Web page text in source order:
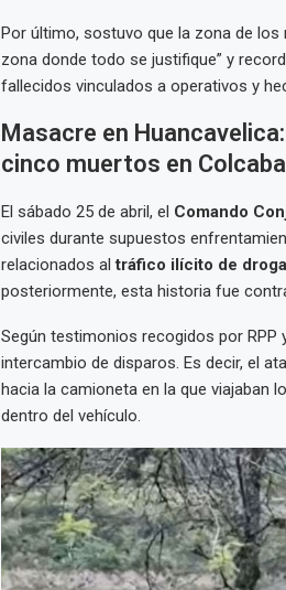
Por último, sostuvo que la zona de
zona donde todo se justifique” y
fallecidos vinculados a operativos y
Masacre en
cinco muertos en
El sábado 25 de abril, el Comando
civiles durante supuestos
relacionados altráfico ilícito de
posteriormente, esta historia fue
Según testimonios recogidos por
intercambio de disparos. Es decir, el
hacia la camioneta en la que viajaban
dentro del vehículo.